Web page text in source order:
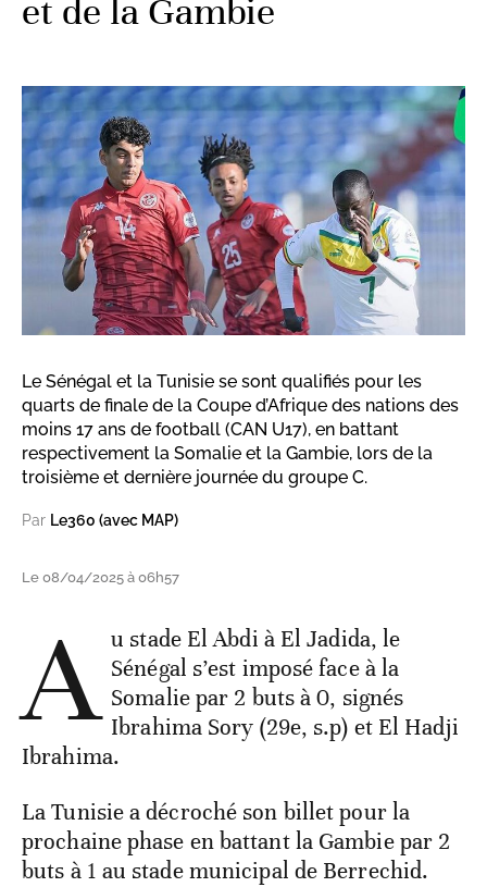
et de la Gambie
Le Sénégal et la Tunisie se sont qualifiés pour les
quarts de finale de la Coupe d’Afrique des nations des
moins 17 ans de football (CAN U17), en battant
respectivement la Somalie et la Gambie, lors de la
troisième et dernière journée du groupe C.
Par Le360 (avec MAP)
Le 08/04/2025 à 06h57
A u stade El Abdi à El Jadida, le
Sénégal s’est imposé face à la
Somalie par 2 buts à 0, signés
Ibrahima Sory (29e, s.p) et El Hadji
Ibrahima.
La Tunisie a décroché son billet pour la
prochaine phase en battant la Gambie par 2
buts à 1 au stade municipal de Berrechid.